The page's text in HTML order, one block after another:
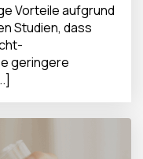
Vorteile aufgrund
Studien, dass
geringere